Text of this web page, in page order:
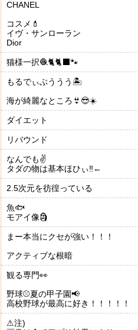
CHANEL
コスメ💄
イヴ・サンローラン
Dior
猫様一択🧶🐈🐈‍⬛🐾
もるでぃぶううう🏝
海が綺麗なところ👙😎☀️
ダイエット
リバウンド
なんでも✌️
タダの物は基本ほひぃ‼️←
2.5次元を彷徨っている
魚🐟
モアイ像🗿
まー本当にクセが強い！！！
アクティブな根暗
観る専門👀
野球⚾️夏の甲子園📢
高校野球が最高に好き！！！！！
⚠注)